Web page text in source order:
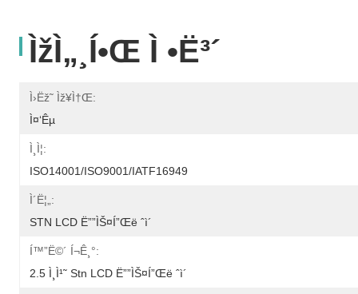
Ìžì„¸í•œ Ì •ë³´
Ì›ëž˜ Ìž¥ì†Œ:
Ì¤‘êµ­
Ì¸ì¦:
ISO14001/ISO9001/IATF16949
Ì´ë¦„:
STN LCD Ë””ìŠ¤í”Œë ˆì´
Í™”ë©´ Í¬ê¸°:
2.5 Ì¸ì¹˜ Stn LCD Ë””ìŠ¤í”Œë ˆì´